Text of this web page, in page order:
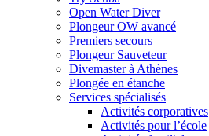
Open Water Diver
Plongeur OW avancé
Premiers secours
Plongeur Sauveteur
Divemaster à Athènes
Plongée en étanche
Services spécialisés
Activités corporatives
Activités pour l’école